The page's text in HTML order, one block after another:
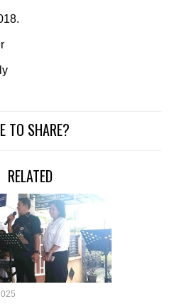
TO SHARE?
RELATED